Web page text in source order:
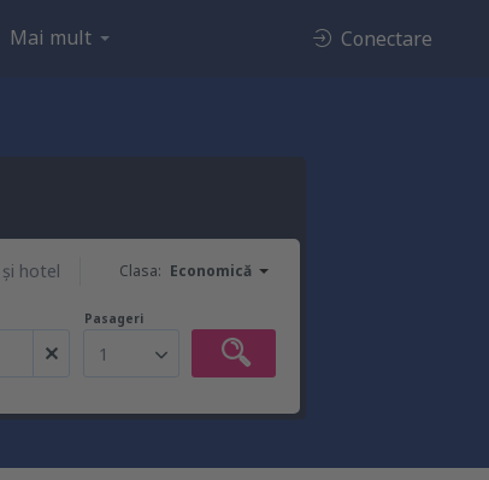
Mai mult Conectare
Clasa: Economică
hotel
Pasageri
1